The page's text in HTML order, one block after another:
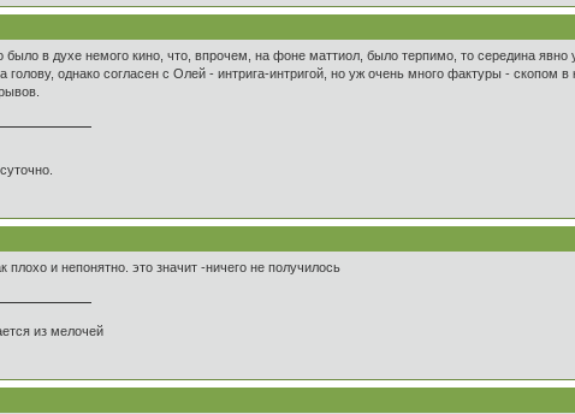
было в духе немого кино, что, впрочем, на фоне маттиол, было терпимо, то середина
голову, однако согласен с Олей - интрига-интригой, но уж очень много фактуры -
плохо и непонятно. это значит -ничего не получилось
из мелочей